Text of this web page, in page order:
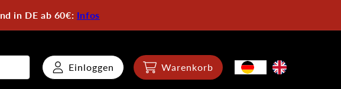
in DE ab 60€: Infos
Einloggen Warenkorb